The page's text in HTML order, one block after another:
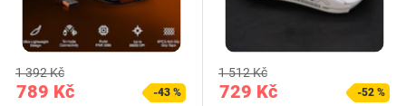
789 Kč
1 392 Kč
-43 % 729 Kč
1 512 Kč
-52 %